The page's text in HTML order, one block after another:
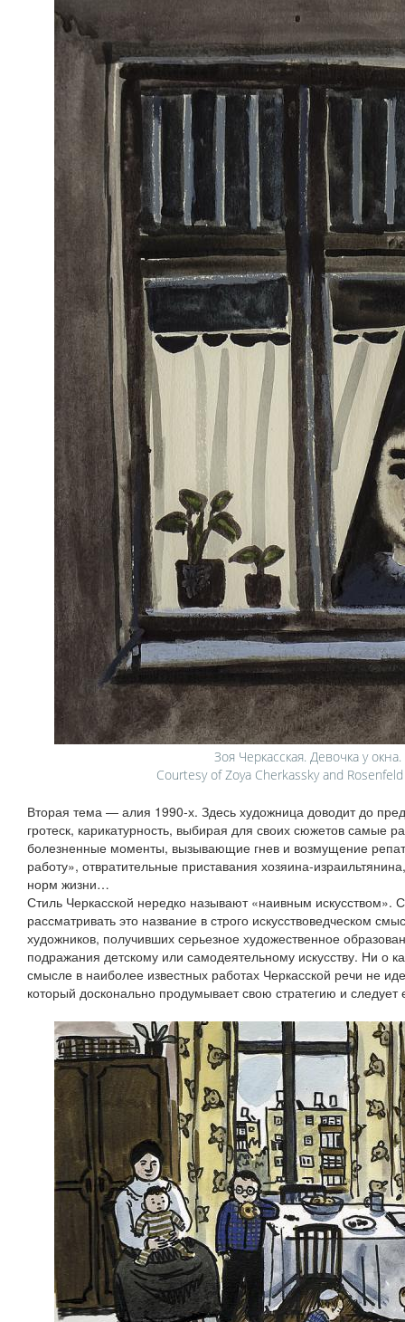
Зоя Черкасская. Девочка у
Courtesy of Zoya Cherkassky and Rosenfeld
Вторая тема — алия 1990‑х. Здесь художница доводит до
гротеск, карикатурность, выбирая для своих сюжетов самые
болезненные моменты, вызывающие гнев и возмущение
работу», отвратительные приставания
норм жизни…
Стиль Черкасской нередко называют «наивным искусством».
рассматривать это название в строго искусствоведческом
художников, получивших серьезное художественное
подражания детскому или самодеятельному искусству. Ни о
смысле в наиболее известных работах Черкасской речи не
который досконально продумывает свою стратегию и следует